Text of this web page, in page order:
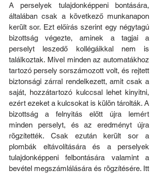
A perselyek tulajdonképpeni bontására,
általában csak a következő munkanapon
került sor. Ezt előírás szerint egy négytagú
bizottság végezte, aminek a tagjai a
perselyt leszedő kollégáikkal nem is
találkoztak. Mivel minden az automatákhoz
tartozó persely sorszámozott volt, és rejtett
biztonsági zárral rendelkezett, amit csak a
saját, hozzátartozó kulccsal lehet kinyitni,
ezért ezeket a kulcsokat is külön tárolták. A
bizottság a felnyitás előtt újra lemért
minden perselyt, és az eredményt újra
rögzítették. Csak ezután került sor a
plombák eltávolítására és a perselyek
tulajdonképpeni felbontására valamint a
bevétel megszámlálására és rögzítésére. Itt